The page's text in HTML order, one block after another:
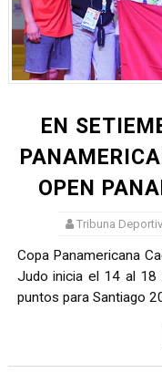
DEPORTIVO
CLASIFICACIÓN AL
Unidos por el
De Huaraz para el
EN
OPEN
Tribuna
Copa Panamericana
Judo inicia el 14 al 18
puntos para Santiago